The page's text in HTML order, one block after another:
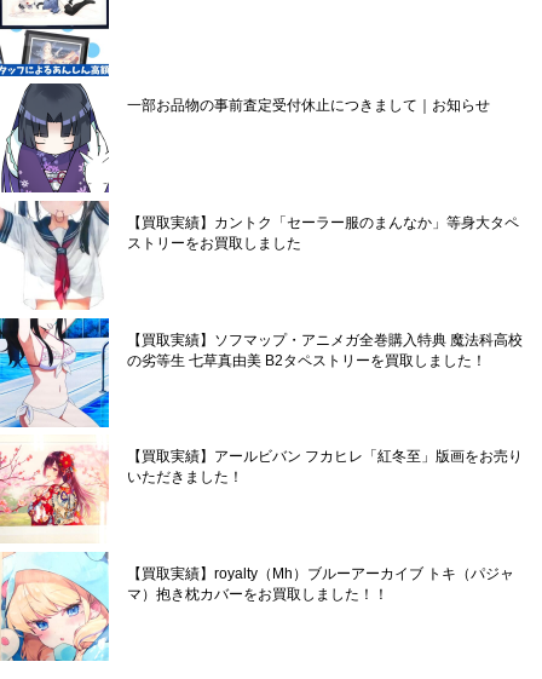
一部お品物の事前査定受付休止につきまして｜お知らせ
【買取実績】カントク「セーラー服のまんなか」等身大タペ
ストリーをお買取しました
【買取実績】ソフマップ・アニメガ全巻購入特典 魔法科高校
の劣等生 七草真由美 B2タペストリーを買取しました！
【買取実績】アールビバン フカヒレ「紅冬至」版画をお売り
いただきました！
【買取実績】royalty（Mh）ブルーアーカイブ トキ（パジャ
マ）抱き枕カバーをお買取しました！！